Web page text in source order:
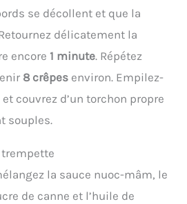
se décollent et que la
délicatement la
encore1 minute. Répétez
8 crêpes environ. Empilez-
couvrez d’un torchon propre
souples.
trempette
la sauce nuoc-mâm, le
de canne et l’huile de